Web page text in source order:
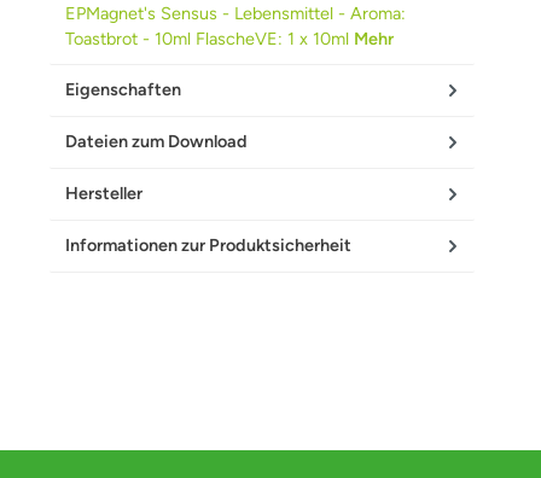
EPMagnet's Sensus - Lebensmittel - Aroma:
Toastbrot - 10ml FlascheVE: 1 x 10ml Mehr
Eigenschaften
Dateien zum Download
Hersteller
Informationen zur Produktsicherheit